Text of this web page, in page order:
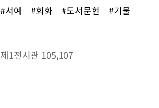
#서예 #회화 #도서문헌 #기물
제1전시관 105,107